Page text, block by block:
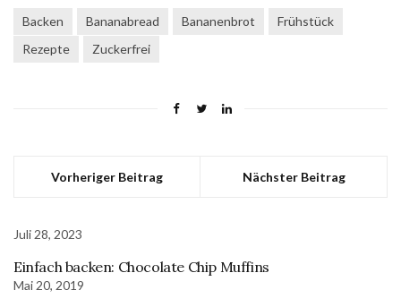
Backen Bananabread Bananenbrot
Frühstück
Rezepte
Zuckerfrei
Vorheriger Beitrag Nächster Beitrag
Juli 28, 2023
Einfach backen: Chocolate Chip Muffins
Mai 20, 2019